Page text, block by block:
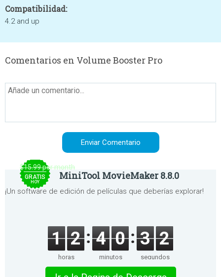
Compatibilidad:
4.2 and up
Comentarios en Volume Booster Pro
$15.99 per month
GRATIS
HOY
MiniTool MovieMaker 8.8.0
¡Un software de edición de películas que deberías explorar!
1 2
horas
4 0
minutos
3 2
segundos